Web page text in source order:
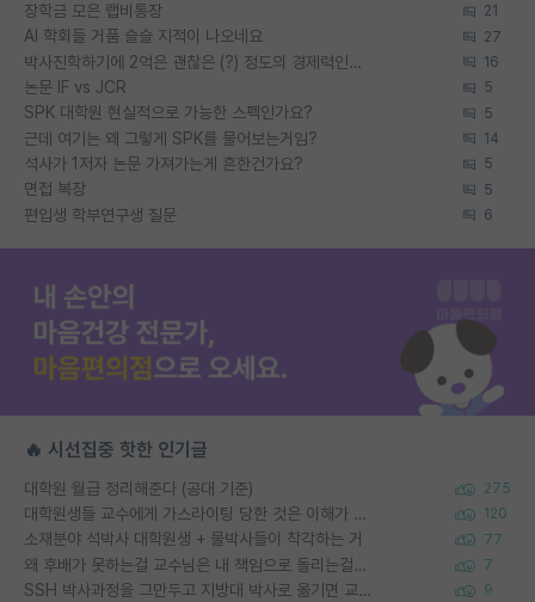
장학금 모은 랩비통장 21
AI 학회들 거품 슬슬 지적이 나오네요 27
박사진학하기에 2억은 괜찮은 (?) 정도의 경제력인가요 16
논문 IF vs JCR 5
SPK 대학원 현실적으로 가능한 스펙인가요? 5
근데 여기는 왜 그렇게 SPK를 물어보는거임? 14
석사가 1저자 논문 가져가는게 흔한건가요? 5
면접 복장 5
편입생 학부연구생 질문 6
🔥 시선집중 핫한 인기글
대학원 월급 정리해준다 (공대 기준) 275
대학원생들 교수에게 가스라이팅 당한 것은 이해가 갑니다. 안타깝네요. 120
소재분야 석박사 대학원생 + 물박사들이 착각하는 거 77
왜 후배가 못하는걸 교수님은 내 책임으로 돌리는걸까요? 7
SSH 박사과정을 그만두고 지방대 박사로 옮기면 교수의 꿈은 끝일까요? 9